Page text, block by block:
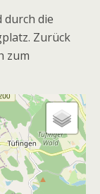
die
Zurück
zum